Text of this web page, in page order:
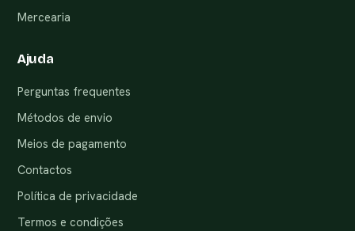
Mercearia
Ajuda
Perguntas frequentes
Métodos de envio
Meios de pagamento
Contactos
Política de privacidade
Termos e condições